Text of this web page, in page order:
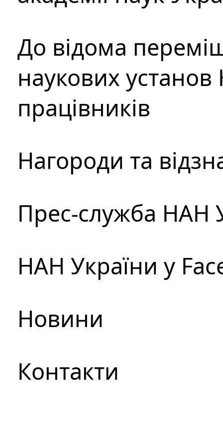
До відома
наукових установ
працівників
Нагороди та
Прес-служба НАН
НАН України у
Новини
Контакти